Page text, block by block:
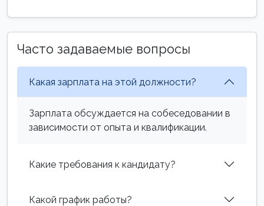
Часто задаваемые вопросы
Какая зарплата на этой должности?
Зарплата обсуждается на собеседовании в
зависимости от опыта и квалификации.
Какие требования к кандидату?
Какой график работы?